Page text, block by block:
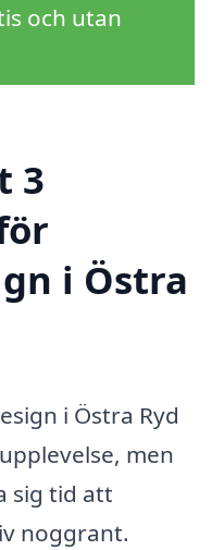
och utan
3
i Östra
i Östra Ryd
men
sig tid att
noggrant.